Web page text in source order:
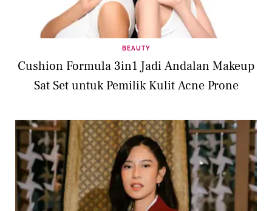
BEAUTY
Cushion Formula 3in1 Jadi Andalan Makeup
Sat Set untuk Pemilik Kulit Acne Prone